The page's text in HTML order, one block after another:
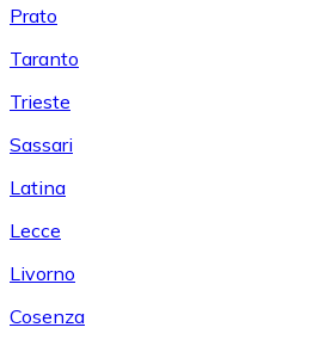
Prato
Taranto
Trieste
Sassari
Latina
Lecce
Livorno
Cosenza